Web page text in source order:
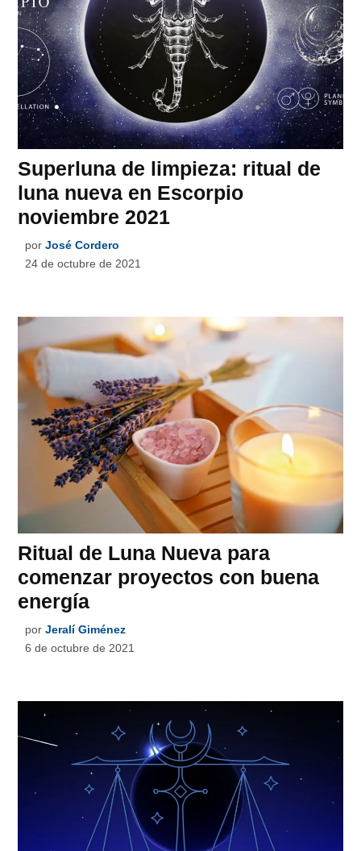
Superluna de limpieza: ritual de
luna nueva en Escorpio
noviembre 2021
por José Cordero
24 de octubre de 2021
Ritual de Luna Nueva para
comenzar proyectos con buena
energía
por Jeralí Giménez
6 de octubre de 2021